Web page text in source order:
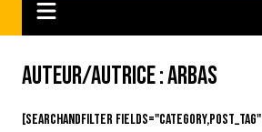
Auteur/autrice :Arbas
[searchandfilter fields="category,post_tag"